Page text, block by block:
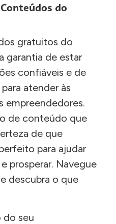
do
gratuitos do
garantia de estar
confiáveis e de
atender às
empreendedores.
de conteúdo que
de que
para ajudar
prosperar. Navegue
descubra o que
do seu